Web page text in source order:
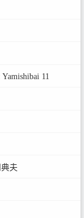
11
夫